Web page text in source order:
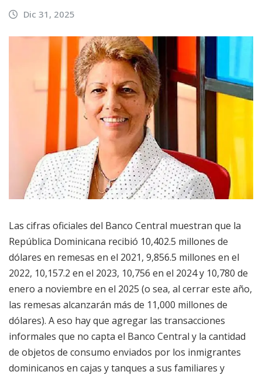
Dic 31, 2025
Las cifras oficiales del Banco Central muestran que la
República Dominicana recibió 10,402.5 millones de
dólares en remesas en el 2021, 9,856.5 millones en el
2022, 10,157.2 en el 2023, 10,756 en el 2024 y 10,780 de
enero a noviembre en el 2025 (o sea, al cerrar este año,
las remesas alcanzarán más de 11,000 millones de
dólares). A eso hay que agregar las transacciones
informales que no capta el Banco Central y la cantidad
de objetos de consumo enviados por los inmigrantes
dominicanos en cajas y tanques a sus familiares y